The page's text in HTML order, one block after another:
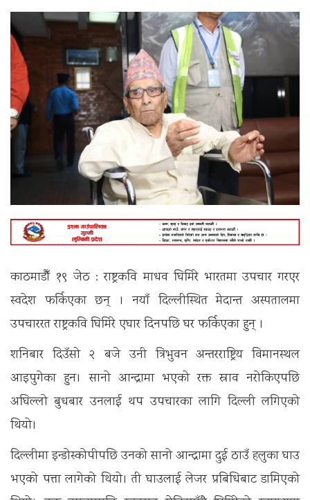
काठमाडौँ १९ जेठ : राष्ट्रकवि माधव घिमिरे भारतमा उपचार गरएर
स्वदेश फर्किएका छन् । नयाँ दिल्लीस्थित मेदान्त अस्पतालमा
उपचाररत राष्ट्रकवि घिमिरे एघार दिनपछि घर फर्किएका हुन् ।
शनिबार दिउँसो २ बजे उनी त्रिभुवन अन्तरराष्ट्रिय विमानस्थल
आइपुगेका हुन। सानो आन्द्रामा भएको रक्त स्राव नरोकिएपछि
अघिल्लो बुधबार उनलाई थप उपचारका लागि दिल्ली लगिएको
थियो।
दिल्लीमा इन्डोस्कोपीपछि उनको सानो आन्द्रामा दुई ठाउँ हलुका घाउ
भएको पत्ता लागेको थियो। ती घाउलाई लेजर प्रबिधिबाट डामिएको